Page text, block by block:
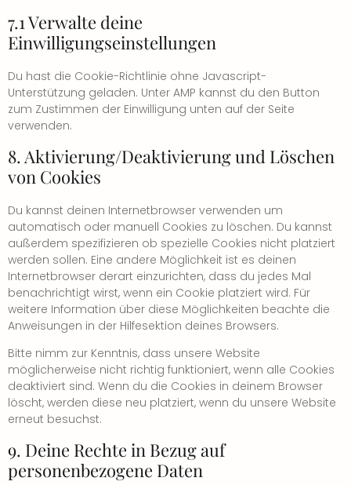
7.1 Verwalte deine
Einwilligungseinstellungen
Du hast die Cookie-Richtlinie ohne Javascript-
Unterstützung geladen. Unter AMP kannst du den Button
zum Zustimmen der Einwilligung unten auf der Seite
verwenden.
8. Aktivierung/Deaktivierung und Löschen
von Cookies
Du kannst deinen Internetbrowser verwenden um
automatisch oder manuell Cookies zu löschen. Du kannst
außerdem spezifizieren ob spezielle Cookies nicht platziert
werden sollen. Eine andere Möglichkeit ist es deinen
Internetbrowser derart einzurichten, dass du jedes Mal
benachrichtigt wirst, wenn ein Cookie platziert wird. Für
weitere Information über diese Möglichkeiten beachte die
Anweisungen in der Hilfesektion deines Browsers.
Bitte nimm zur Kenntnis, dass unsere Website
möglicherweise nicht richtig funktioniert, wenn alle Cookies
deaktiviert sind. Wenn du die Cookies in deinem Browser
löscht, werden diese neu platziert, wenn du unsere Website
erneut besuchst.
9. Deine Rechte in Bezug auf
personenbezogene Daten